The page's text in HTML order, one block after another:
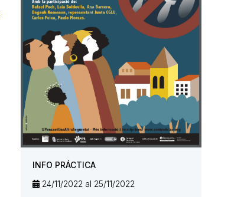
INFO PRÁCTICA
24/11/2022 al 25/11/2022